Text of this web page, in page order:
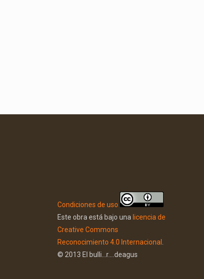
Condiciones de uso
Este obra está bajo una licencia de
Creative Commons
Reconocimiento 4.0 Internacional
© 2013 El bulli...r....deagus